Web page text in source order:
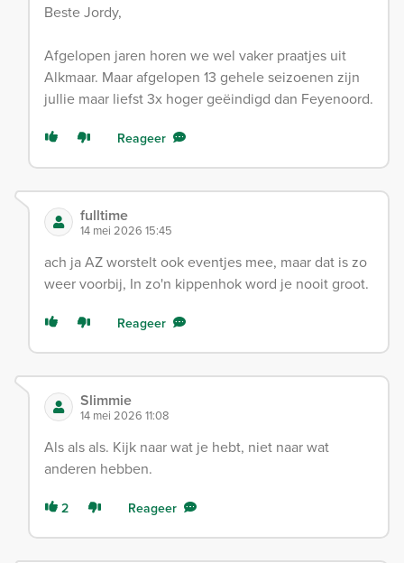
Beste Jordy,
Afgelopen jaren horen we wel vaker praatjes uit
Alkmaar. Maar afgelopen 13 gehele seizoenen zijn
jullie maar liefst 3x hoger geëindigd dan Feyenoord.
Reageer
fulltime
14 mei 2026 15:45
ach ja AZ worstelt ook eventjes mee, maar dat is zo
weer voorbij, In zo'n kippenhok word je nooit groot.
Reageer
Slimmie
14 mei 2026 11:08
Als als als. Kijk naar wat je hebt, niet naar wat
anderen hebben.
2 Reageer